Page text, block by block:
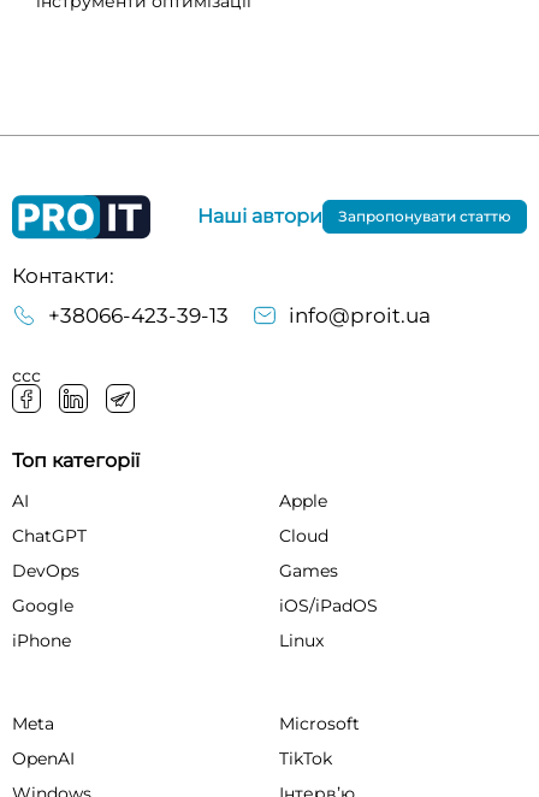
Контакти:
+38066-423-39-13
info@proit.ua
ссс
Наші автори Запропонувати статтю
Топ категорії
AI
Apple
ChatGPT
Cloud
DevOps
Games
Google
iOS/iPadOS
iPhone
Linux
Meta
Microsoft
OpenAI
TikTok